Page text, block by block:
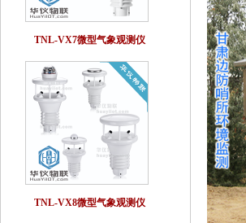
TNL-VX7微型气象观测仪
TNL-VX8微型气象观测仪